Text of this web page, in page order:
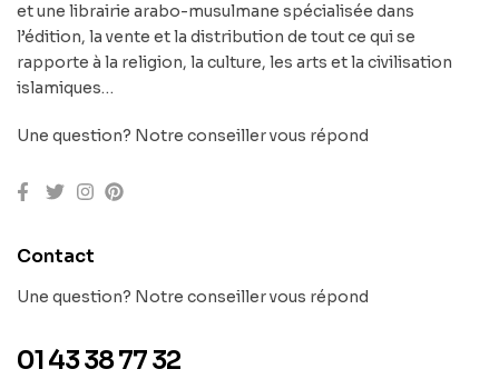
et une librairie arabo-musulmane spécialisée dans
l’édition, la vente et la distribution de tout ce qui se
rapporte à la religion, la culture, les arts et la civilisation
islamiques…
Une question? Notre conseiller vous répond
Contact
Une question? Notre conseiller vous répond
01 43 38 77 32